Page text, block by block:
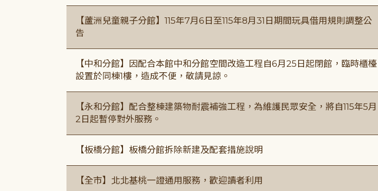
【蘆洲兒童親子分館】115年7月6日至115年8月31日期間玩具借用規則調整公
告
【中和分館】因配合本館中和分館空間改造工程自6月25日起閉館，臨時櫃檯
設置於同棟1樓，造成不便，敬請見諒。
【永和分館】配合整棟建築物耐震補強工程，為維護民眾安全，將自115年5月
2日起暫停對外服務。
【板橋分館】板橋分館拆除新建及配套措施說明
【全市】北北基桃一證通用服務，歡迎讀者利用